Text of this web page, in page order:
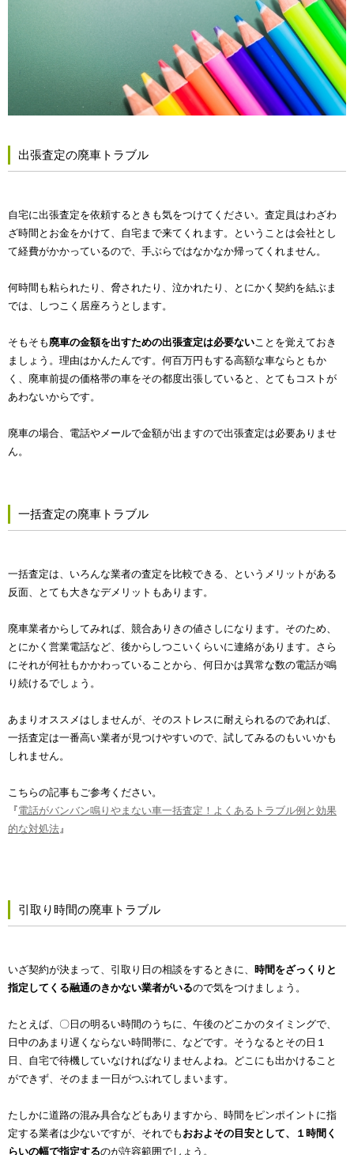
出張査定の廃車トラブル
自宅に出張査定を依頼するときも気をつけてください。査定員はわざわ
ざ時間とお金をかけて、自宅まで来てくれます。ということは会社とし
て経費がかかっているので、手ぶらではなかなか帰ってくれません。
何時間も粘られたり、脅されたり、泣かれたり、とにかく契約を結ぶま
では、しつこく居座ろうとします。
そもそも 廃車の金額を出すための出張査定は必要ない ことを覚えておき
ましょう。理由はかんたんです。何百万円もする高額な車ならともか
く、廃車前提の価格帯の車をその都度出張していると、とてもコストが
あわないからです。
廃車の場合、電話やメールで金額が出ますので出張査定は必要ありませ
ん。
一括査定の廃車トラブル
一括査定は、いろんな業者の査定を比較できる、というメリットがある
反面、とても大きなデメリットもあります。
廃車業者からしてみれば、競合ありきの値さしになります。そのため、
とにかく営業電話など、後からしつこいくらいに連絡があります。さら
にそれが何社もかかわっていることから、何日かは異常な数の電話が鳴
り続けるでしょう。
あまりオススメはしませんが、そのストレスに耐えられるのであれば、
一括査定は一番高い業者が見つけやすいので、試してみるのもいいかも
しれません。
こちらの記事もご参考ください。
『電話がバンバン鳴りやまない車一括査定！よくあるトラブル例と効果
的な対処法 』
引取り時間の廃車トラブル
いざ契約が決まって、引取り日の相談をするときに、
時間をざっくりと
指定してくる融通のきかない業者がいるので気をつけましょう。
たとえば、〇日の明るい時間のうちに、午後のどこかのタイミングで、
日中のあまり遅くならない時間帯に、などです。そうなるとその日１
日、自宅で待機していなければなりませんよね。どこにも出かけること
ができず、そのまま一日がつぶれてしまいます。
たしかに道路の混み具合などもありますから、時間をピンポイントに指
定する業者は少ないですが、それでも おおよその目安として、１時間く
らいの幅で指定するのが許容範囲でしょう。